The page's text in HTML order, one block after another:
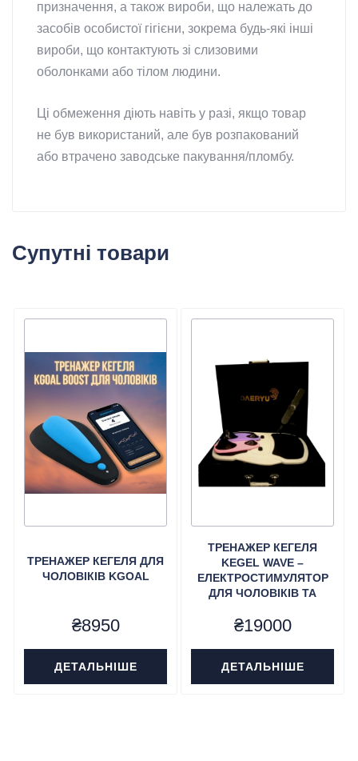
призначення, а також вироби, що належать до
засобів особистої гігієни, зокрема будь-які інші
вироби, що контактують зі слизовими
оболонками або тілом людини.
Ці обмеження діють навіть у разі, якщо товар
не був використаний, але був розпакований
або втрачено заводське пакування/пломбу.
Супутні товари
ТРЕНАЖЕР КЕГЕЛЯ ДЛЯ
ЧОЛОВІКІВ KGOAL
₴8950
ДЕТАЛЬНІШЕ
ТРЕНАЖЕР КЕГЕЛЯ
KEGEL WAVE –
ЕЛЕКТРОСТИМУЛЯТОР
ДЛЯ ЧОЛОВІКІВ ТА
₴19000
ДЕТАЛЬНІШЕ